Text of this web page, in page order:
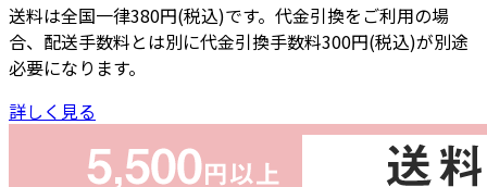
送料は全国一律380円(税込)です。代金引換をご利用の場
合、配送手数料とは別に代金引換手数料300円(税込)が別途
必要になります。
詳しく見る